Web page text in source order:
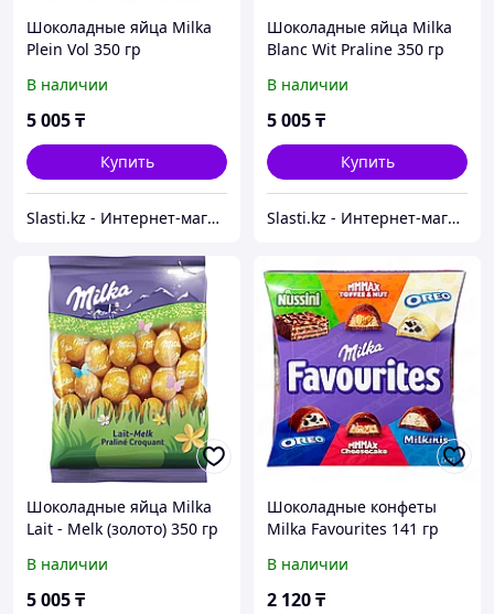
Шоколадные яйца Milka
Plein Vol 350 гр
В наличии
5 005₸
Купить
Slasti.kz - Интернет-магазин сладостей
Шоколадные яйца Milka
Blanc Wit Praline 350 гр
В наличии
5 005₸
Купить
Slasti.kz - Интернет-магазин сладостей
Шоколадные яйца Milka
Lait - Melk (золото) 350 гр
В наличии
5 005₸
Шоколадные конфеты
Milka Favourites 141 гр
В наличии
2 120₸